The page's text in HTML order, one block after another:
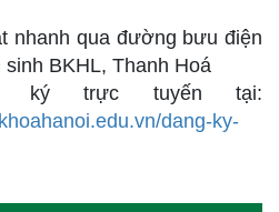
nhanh qua đường bưu điện
BKHL, Thanh Hoá
ký trực tuyến tại:
dang-ky-